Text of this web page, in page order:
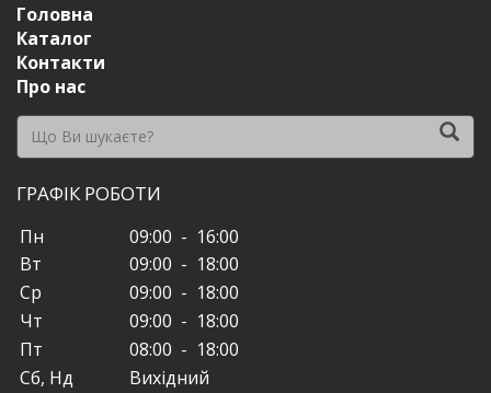
Головна
Каталог
Контакти
Про нас
ГРАФІК РОБОТИ
Пн
09:00 - 16:00
Вт
09:00 - 18:00
Ср
09:00 - 18:00
Чт
09:00 - 18:00
Пт
08:00 - 18:00
Сб, Нд
Вихідний